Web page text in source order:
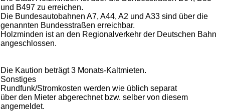
und B497 zu erreichen.
Die Bundesautobahnen A7, A44, A2 und A33 sind über die
genannten Bundesstraßen erreichbar.
Holzminden ist an den Regionalverkehr der Deutschen Bahn
angeschlossen.
Die Kaution beträgt 3 Monats-Kaltmieten.
Sonstiges
Rundfunk/Stromkosten werden wie üblich separat
über den Mieter abgerechnet bzw. selber von diesem
angemeldet.